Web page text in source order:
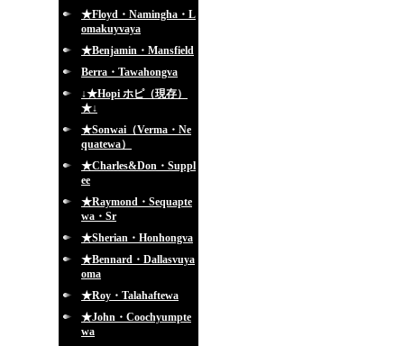
★Floyd・Namingha・L
omakuyvaya
★Benjamin・Mansfield
Berra・Tawahongva
↓★Hopi ホピ（現存）
★↓
★Sonwai（Verma・Ne
quatewa）
★Charles&Don・Suppl
ee
★Raymond・Sequapte
wa・Sr
★Sherian・Honhongva
★Bennard・Dallasvuya
oma
★Roy・Talahaftewa
★John・Coochyumpte
wa